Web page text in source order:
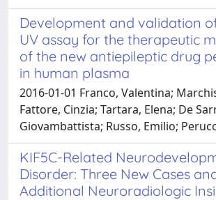
Development and validation
UV assay for the therapeutic
of the new antiepileptic drug
in human plasma
2016-01-01 Franco, Valentina;
Fattore, Cinzia; Tartara, Elena; De
Giovambattista; Russo, Emilio;
KIF5C-Related
Disorder: Three New Cases
Additional Neuroradiologic